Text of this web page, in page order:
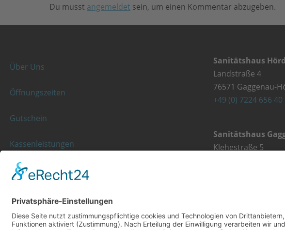
Du musst angemeldet sein, um einen Kommentar abzugeben.
Über Uns
Öffnungszeiten
Gutschein
Kassenleistungen
Rezeptgebühr
Sanitätshaus
Landstraße 4
76571 Gaggenau-
+49 (0) 7224 656 40
Sanitätshaus
Klehestraße 5